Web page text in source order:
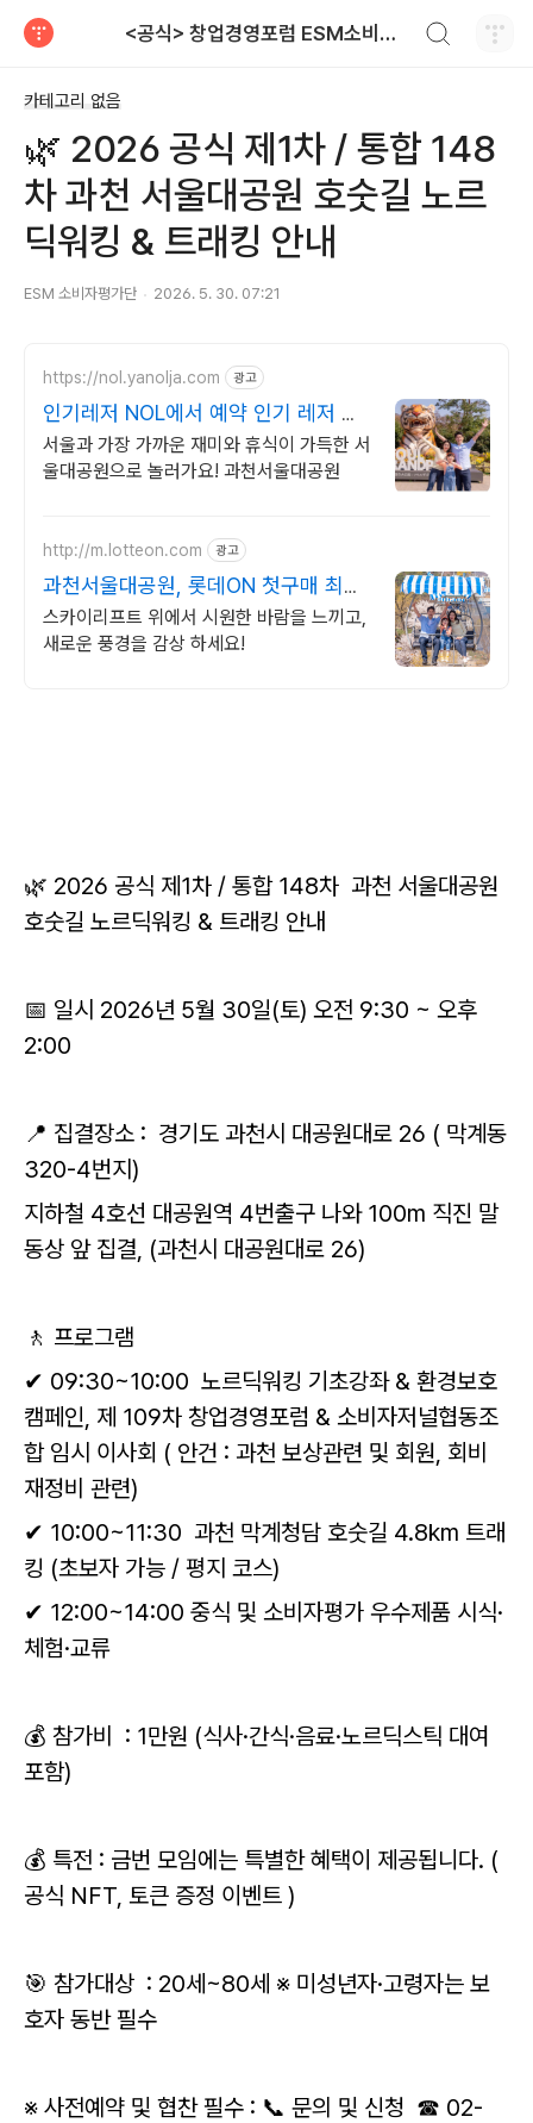
<공식> 창업경영포럼 ESM소비자평가단 대상 소비자저널 보도자료
카테고리 없음
🌿 2026 공식 제1차 / 통합 148
차 과천 서울대공원 호숫길 노르
딕워킹 & 트래킹 안내
ESM 소비자평가단 2026. 5. 30. 07:21
https://nol.yanolja.com 광고
인기레저 NOL에서 예약 인기 레저 매
일 상시 할인
서울과 가장 가까운 재미와 휴식이 가득한 서
울대공원으로 놀러가요! 과천서울대공원
http://m.lotteon.com 광고
과천서울대공원, 롯데ON 첫구매 최대
5천원 혜택!
스카이리프트 위에서 시원한 바람을 느끼고,
새로운 풍경을 감상 하세요!
🌿 2026 공식 제1차 / 통합 148차 과천 서울대공원
호숫길 노르딕워킹 & 트래킹 안내
📅 일시 2026년 5월 30일(토) 오전 9:30 ~ 오후
2:00
📍 집결장소 : 경기도 과천시 대공원대로 26 ( 막계동
320-4번지)
지하철 4호선 대공원역 4번출구 나와 100m 직진 말
동상 앞 집결, (과천시 대공원대로 26)
🚶 프로그램
✔ 09:30~10:00 노르딕워킹 기초강좌 & 환경보호
캠페인, 제 109차 창업경영포럼 & 소비자저널협동조
합 임시 이사회 ( 안건 : 과천 보상관련 및 회원, 회비
재정비 관련)
✔ 10:00~11:30 과천 막계청담 호숫길 4.8km 트래
킹 (초보자 가능 / 평지 코스)
✔ 12:00~14:00 중식 및 소비자평가 우수제품 시식·
체험·교류
💰 참가비 : 1만원 (식사·간식·음료·노르딕스틱 대여
포함)
💰 특전 : 금번 모임에는 특별한 혜택이 제공됩니다. (
공식 NFT, 토큰 증정 이벤트 )
🎯 참가대상 : 20세~80세 ※ 미성년자·고령자는 보
호자 동반 필수
※ 사전예약 및 협찬 필수 : 📞 문의 및 신청 ☎ 02-